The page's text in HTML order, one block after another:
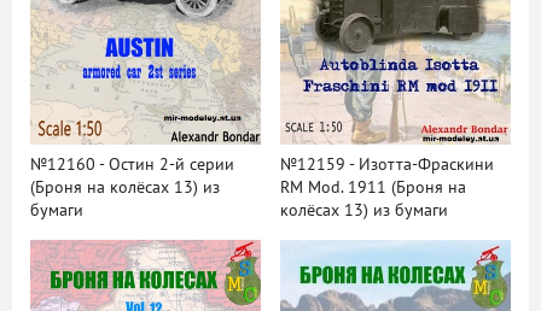
№12160 - Остин 2-й серии
(Броня на колёсах 13) из
бумаги
№12159 - Изотта-Фраскини
RM Mod. 1911 (Броня на
колёсах 13) из бумаги